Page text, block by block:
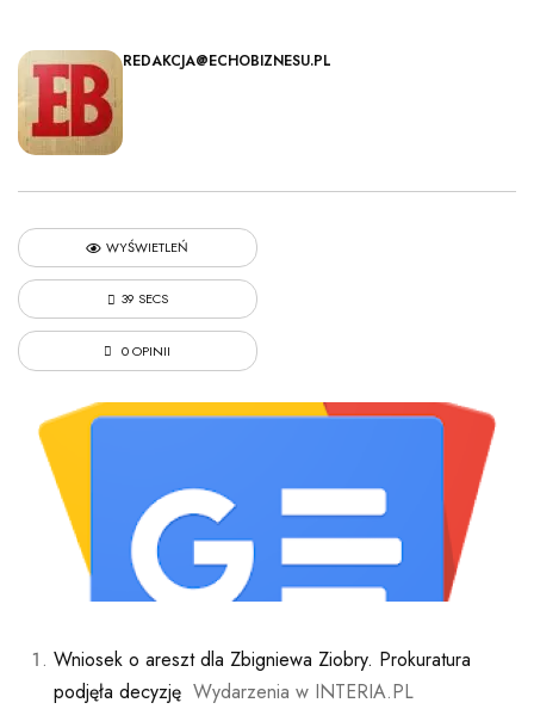
REDAKCJA@ECHOBIZNESU.PL
WYŚWIETLEŃ
39 SECS
0 OPINII
Wniosek o areszt dla Zbigniewa Ziobry. Prokuratura
podjęła decyzję Wydarzenia w INTERIA.PL